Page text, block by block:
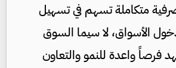
متكاملة تسهم في تسهيل
الأسواق، لا سيما السوق
فرصاً واعدة للنمو والتعاون